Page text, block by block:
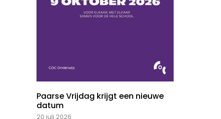
Paarse Vrijdag krijgt een nieuwe
datum
20 juli 2026